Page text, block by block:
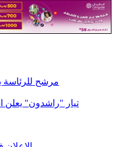
مرشح
تيار "راشدون" يعلن